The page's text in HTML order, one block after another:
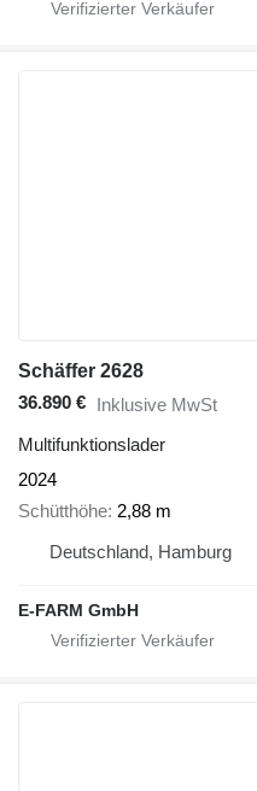
Schäffer 2628
36.890 € Inklusive MwSt
Multifunktionslader
2024
Schütthöhe 2,88 m
Deutschland, Hamburg
E-FARM GmbH